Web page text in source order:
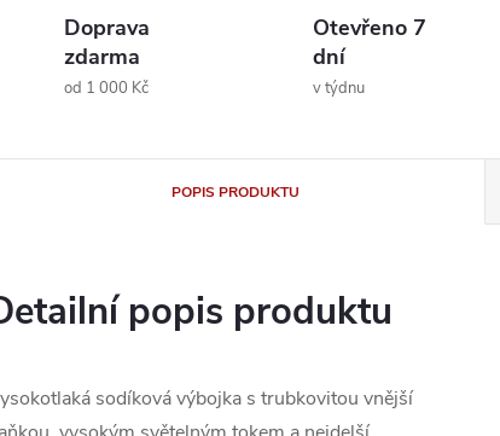
Doprava
zdarma
od 1 000 Kč
Otevřeno 7
dní
v týdnu
POPIS PRODUKTU
popis produktu
sodíková výbojka s trubkovitou vnější